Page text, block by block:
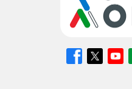
Síguenos
en
Síguenos
en
en